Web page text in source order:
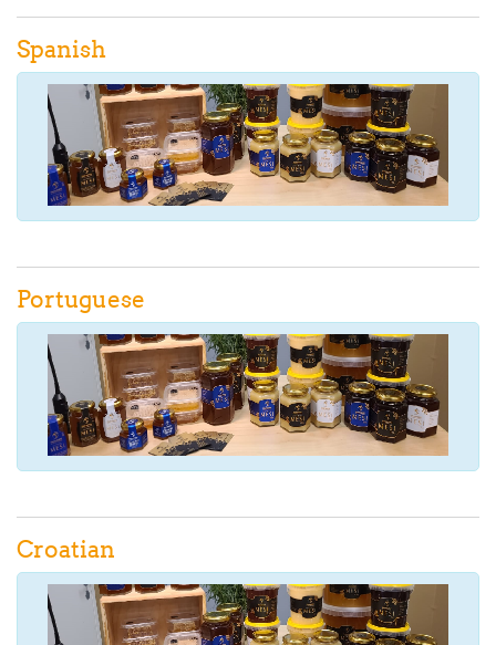
Spanish
Portuguese
Croatian